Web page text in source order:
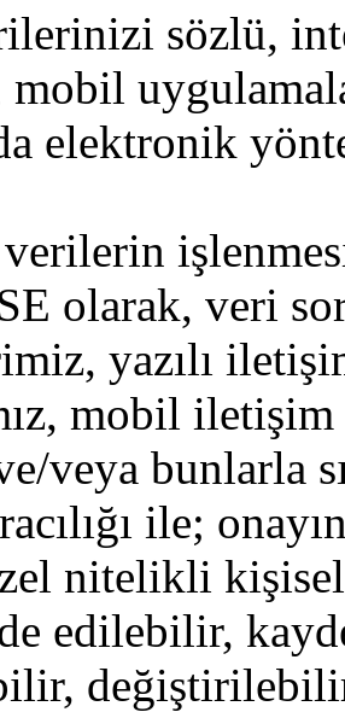
sözlü,
mobil
elektronik
olarak, veri
yazılı
mobil
veya bunlarla
ile;
nitelikli
edilebilir,